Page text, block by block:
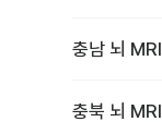
충남 뇌 MRI
충북 뇌 MRI